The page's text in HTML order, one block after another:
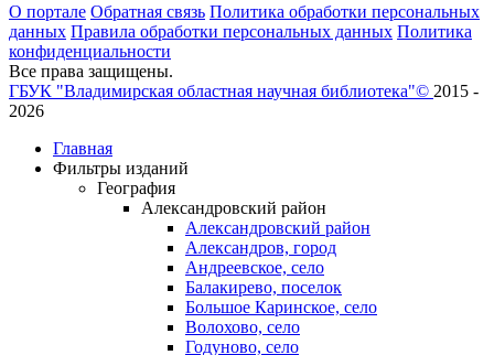
О портале Обратная связь Политика обработки персональных
данных Правила обработки персональных данных Политика
конфиденциальности
Все права защищены.
ГБУК "Владимирская областная научная библиотека"© 2015 -
2026
Главная
Фильтры изданий
География
Александровский район
Александровский район
Александров, город
Андреевское, село
Балакирево, поселок
Большое Каринское, село
Волохово, село
Годуново, село